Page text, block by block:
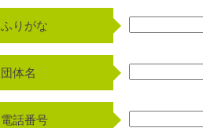
ふりがな
団体名
電話番号